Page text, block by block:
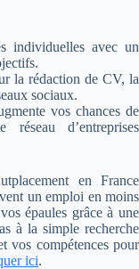
individuelles avec un
la rédaction de CV, la
sociaux.
vos chances de
d’entreprises
en France
un emploi en moins
épaules grâce à une
à la simple recherche
vos compétences pour
ici.